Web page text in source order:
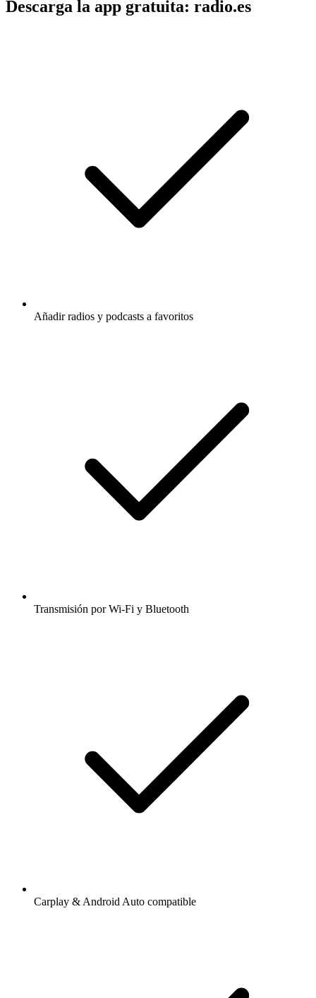
Descarga la app gratuita: radio.es
Añadir radios y podcasts a favoritos
Transmisión por Wi-Fi y Bluetooth
Carplay & Android Auto compatible